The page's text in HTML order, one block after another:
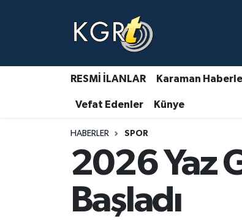
RESMİ İLANLAR Karaman
Vefat Edenler Künye
HABERLER SPOR
2026 Yaz
Başladı
Karaman Haberleri
Gündem Haberleri
Güncel Haberler
Asayiş Haberleri
Ulusal Haberler